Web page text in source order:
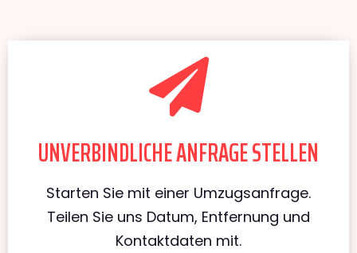
UNVERBINDLICHE ANFRAGE STELLEN
Starten Sie mit einer Umzugsanfrage.
Teilen Sie uns Datum, Entfernung und
Kontaktdaten mit.